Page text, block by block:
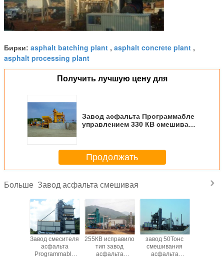
Бирки: asphalt batching plant , asphalt concrete plant ,
asphalt processing plant
Получить лучшую цену для
Завод асфальта Программабле
управлением 330 КВ смешивая/
Продолжать
Больше Завод асфальта смешивая
Завод смесителя
асфальта
Programmable
255КВ исправило
тип завод
асфальта
завод 50Тонс
смешивания
асфальта